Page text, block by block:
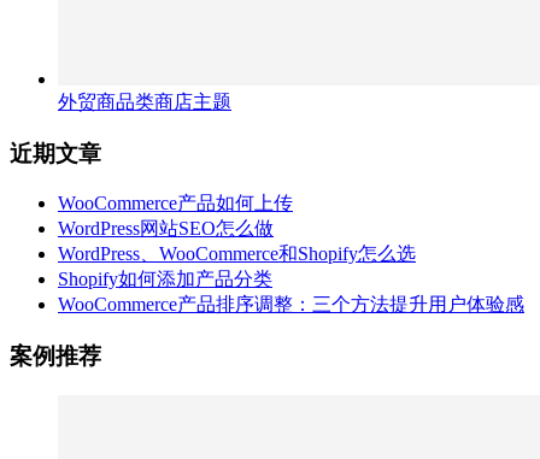
外贸商品类商店主题
近期文章
WooCommerce产品如何上传
WordPress网站SEO怎么做
WordPress、WooCommerce和Shopify怎么选
Shopify如何添加产品分类
WooCommerce产品排序调整：三个方法提升用户体验感
案例推荐